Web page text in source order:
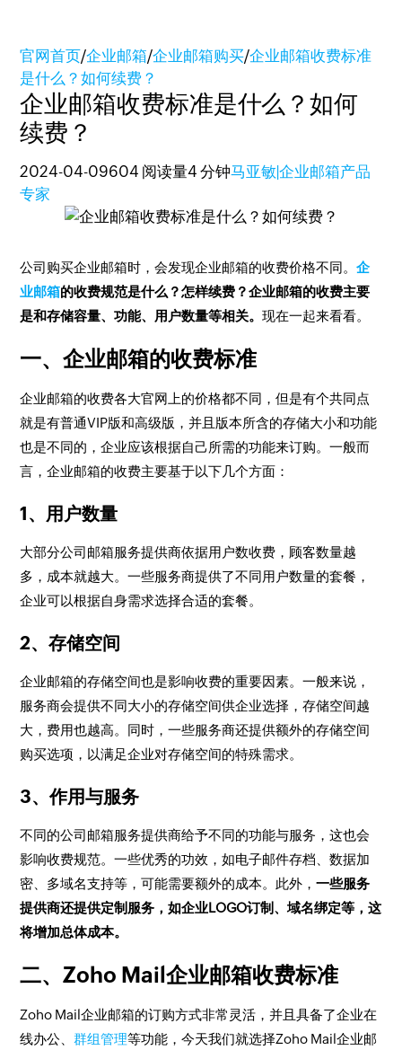
官网首页/企业邮箱/企业邮箱购买/企业邮箱收费标准
是什么？如何续费？
企业邮箱收费标准是什么？如何
续费？
2024-04-09604 阅读量4 分钟马亚敏|企业邮箱产品
专家
公司购买企业邮箱时，会发现企业邮箱的收费价格不同。企
业邮箱的收费规范是什么？怎样续费？企业邮箱的收费主要
是和存储容量、功能、用户数量等相关。现在一起来看看。
一、企业邮箱的收费标准
企业邮箱的收费各大官网上的价格都不同，但是有个共同点
就是有普通VIP版和高级版，并且版本所含的存储大小和功能
也是不同的，企业应该根据自己所需的功能来订购。一般而
言，企业邮箱的收费主要基于以下几个方面：
1、用户数量
大部分公司邮箱服务提供商依据用户数收费，顾客数量越
多，成本就越大。一些服务商提供了不同用户数量的套餐，
企业可以根据自身需求选择合适的套餐。
2、存储空间
企业邮箱的存储空间也是影响收费的重要因素。一般来说，
服务商会提供不同大小的存储空间供企业选择，存储空间越
大，费用也越高。同时，一些服务商还提供额外的存储空间
购买选项，以满足企业对存储空间的特殊需求。
3、作用与服务
不同的公司邮箱服务提供商给予不同的功能与服务，这也会
影响收费规范。一些优秀的功效，如电子邮件存档、数据加
密、多域名支持等，可能需要额外的成本。此外，一些服务
提供商还提供定制服务，如企业LOGO订制、域名绑定等，这
将增加总体成本。
二、Zoho Mail企业邮箱收费标准
Zoho Mail企业邮箱的订购方式非常灵活，并且具备了企业在
线办公、群组管理等功能，今天我们就选择Zoho Mail企业邮